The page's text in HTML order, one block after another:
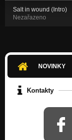
Salt in wound (Intro)
Nezařazeno
NOVINKY
Kontakty